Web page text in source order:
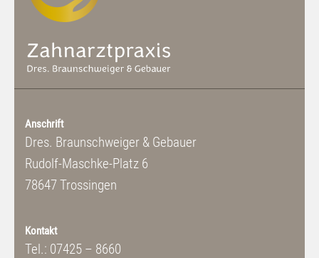
Anschrift
Dres. Braunschweiger & Gebauer
Rudolf-Maschke-Platz 6
78647 Trossingen
Kontakt
Tel.: 07425 – 8660